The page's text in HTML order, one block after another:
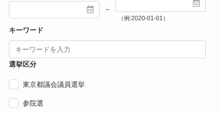
～
（例:2020-01-01）
キーワード
選挙区分
東京都議会議員選挙
参院選